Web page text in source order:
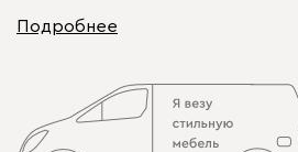
Подробнее